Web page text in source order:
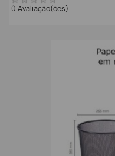
0 Avaliação(ões)